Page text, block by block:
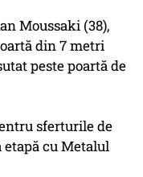
Moussaki (38),
din 7 metri
peste poartă de
sferturile de
cu Metalul